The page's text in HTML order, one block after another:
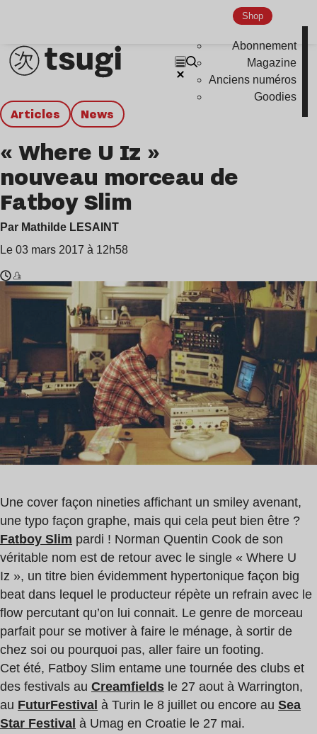
Shop
Abonnement
Magazine
Anciens numéros
Goodies
Articles news
« Where U Iz »
nouveau morceau de
Fatboy Slim
Par Mathilde LESAINT
Le 03 mars 2017 à 12h58
Temps
0
min
Fatboy
Une cover façon nineties affichant un smiley avenant,
une typo façon graphe, mais qui cela peut bien être ?
Fatboy Slim pardi ! Norman Quentin Cook de son
véritable nom est de retour avec le single « Where U
Iz », un titre bien évidemment hypertonique façon big
beat dans lequel le producteur répète un refrain avec le
flow percutant qu’on lui connait. Le genre de morceau
parfait pour se motiver à faire le ménage, à sortir de
chez soi ou pourquoi pas, aller faire un footing.
Cet été, Fatboy Slim entame une tournée des clubs et
des festivals au Creamfields le 27 aout à Warrington,
au FuturFestival à Turin le 8 juillet ou encore au Sea
Star Festival à Umag en Croatie le 27 mai.